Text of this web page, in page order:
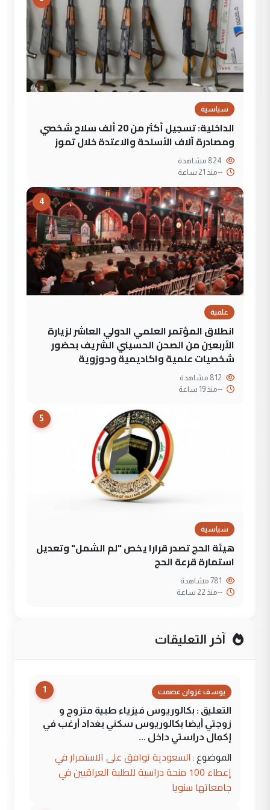
سياسية
الداخلية: تسجيل أكثر من 20 ألف سلاح شخصي
ومصادرة آلاف الأسلحة والاعتدة خلال تموز
--منذ 21 ساعة
4
علمية
انطلاق المؤتمر العلمي الدولي العاشر لزيارة
الأربعين من الصحن الحسيني الشريف بحضور
شخصيات علمية واكاديمية وحوزوية
--منذ 19 ساعة
5
سياسية
هيئة الحج تصدر قرارا يخص "لم الشمل" وتعديل
استمارة قرعة الحج
--منذ 22 ساعة
آخر التعليقات
1 يوسف غزوان عصمت
التعليق : بكالوريوس فيزياء طبية متزوج و
زوجتي أيضا بكالوريوس سكني بغداد أرغب في
إكمال دراستي داخل ...
الموضوع : السعودية توافق على الاستمرار في
إعطاء 100 منحة دراسية للطلبة العراقيين في
جامعاتها سنويا